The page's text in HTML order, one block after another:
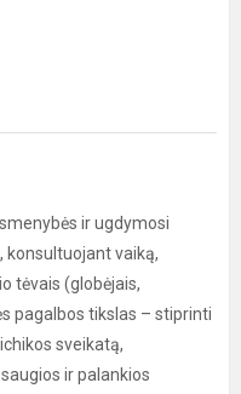
ir ugdymosi
konsultuojant vaiką,
tėvais (globėjais,
pagalbos tikslas – stiprinti
sveikatą,
ir palankios